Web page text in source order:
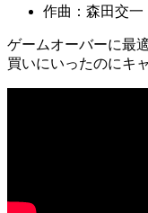
作曲：森田交一
ゲームオーバーに最
買いにいったのにキ